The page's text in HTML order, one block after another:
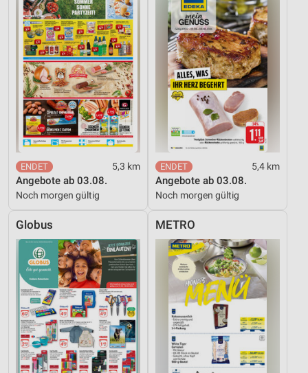
5,3 km
Angebote ab 03.08.
Noch morgen gültig
5,4 km
Angebote ab 03.08.
Noch morgen gültig
Globus METRO
Verwendung reduzierter Daten zur Auswahl von
Inhalten
IAB-Besonderheiten:
Verwendung genauer Standortdaten
Geräte anhand von aktiv angeforderten
Informationen identifizieren
Nicht-IAB-Verarbeitungszwecke:
Notwendig
Performance